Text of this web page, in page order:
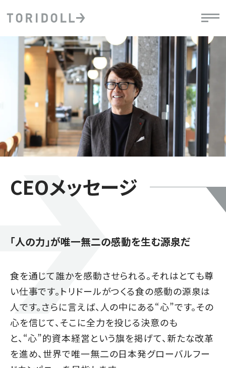
CEOメッセージ
「人の力」が唯一無二の感動を生む源泉だ
食を通じて誰かを感動させられる。それはとても尊
い仕事です。トリドールがつくる食の感動の源泉は
人です。さらに言えば、人の中にある“心”です。その
心を信じて、そこに全力を投じる決意のも
と、“心”的資本経営という旗を掲げて、新たな改革
を進め、世界で唯一無二の日本発グローバルフー